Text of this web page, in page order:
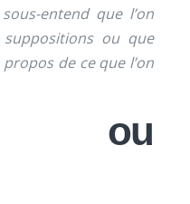
entend que l’on
ou que
de ce que l’on
ou